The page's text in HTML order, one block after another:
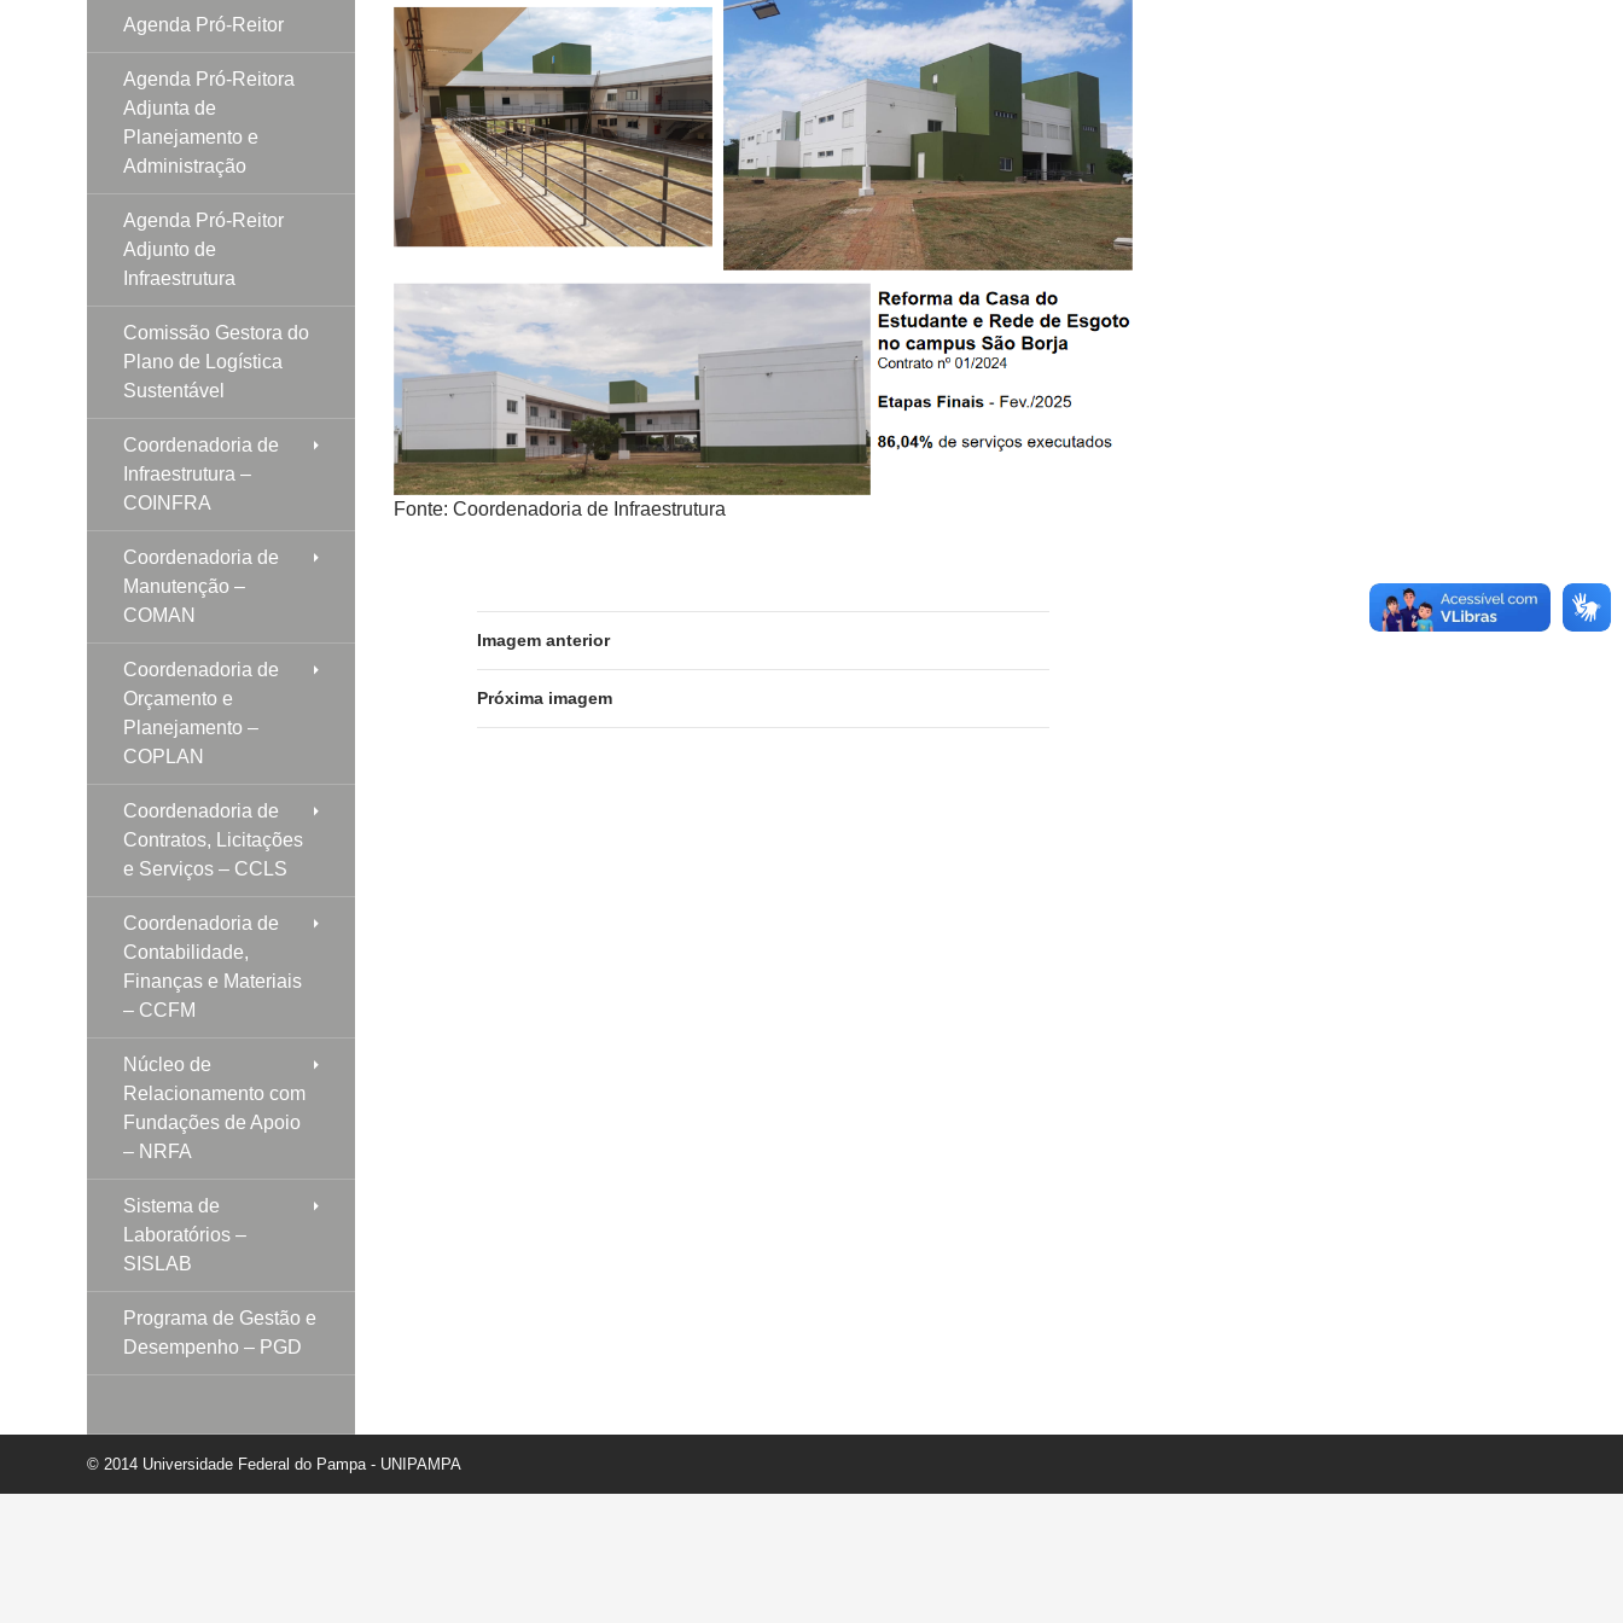
Fonte: Coordenadoria de Infraestrutura
Imagem anterior
Próxima imagem
Agenda Pró-Reitor
Agenda Pró-Reitora
Adjunta de
Planejamento e
Administração
Agenda Pró-Reitor
Adjunto de
Infraestrutura
Comissão Gestora do
Plano de Logística
Sustentável
Coordenadoria de
Infraestrutura –
COINFRA
Coordenadoria de
Manutenção –
COMAN
Coordenadoria de
Orçamento e
Planejamento –
COPLAN
Coordenadoria de
Contratos, Licitações
e Serviços – CCLS
Coordenadoria de
Contabilidade,
Finanças e Materiais
– CCFM
Núcleo de
Relacionamento com
Fundações de Apoio
– NRFA
Sistema de
Laboratórios –
SISLAB
Programa de Gestão e
Desempenho – PGD
© 2014 Universidade Federal do Pampa - UNIPAMPA